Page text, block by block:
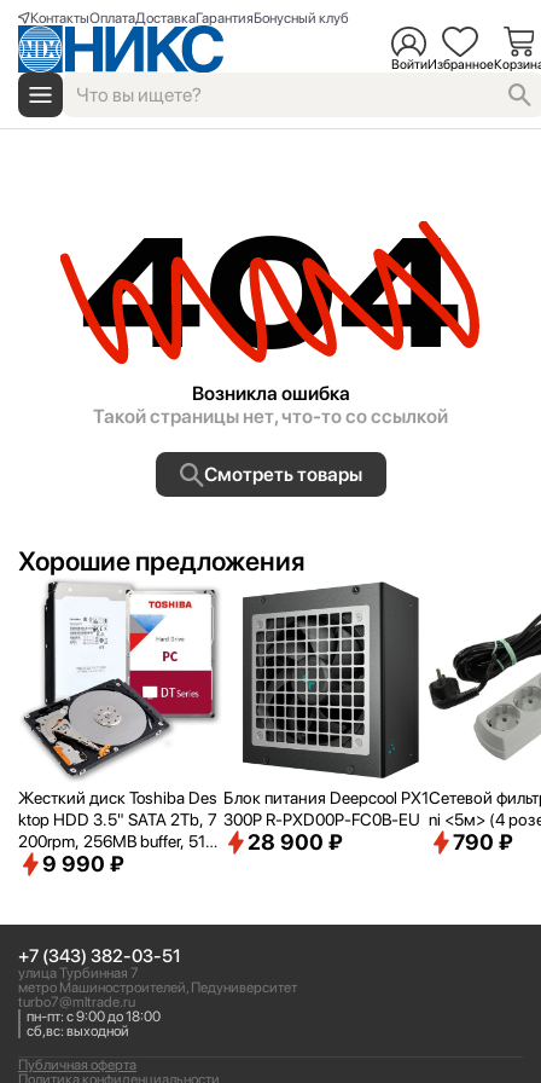
КонтактыОплатаДоставкаГарантияБонусный клуб
ВойтиИзбранное
404
Возникла ошибка
Такой страницы нет, что-то со ссылкой
Смотреть товары
Хорошие предложения
Жесткий диск Toshiba Des
ktop HDD 3.5" SATA 2Tb, 7
200rpm, 256MB buffer, 512
e, SMR, DT02ACA200
9 990 ₽
Блок питания Deepcool PX1
300P R-PXD00P-FC0B-EU
28 900 ₽
Сетевой
ni <5м> (4
790 ₽
+7 (343) 382-03-51
улица Турбинная 7
метро Машиностроителей, Педуниверситет
turbo7@mltrade.ru
пн-пт: с 9:00 до 18:00
сб,вс: выходной
Политика конфиденциальности
Публичная оферта